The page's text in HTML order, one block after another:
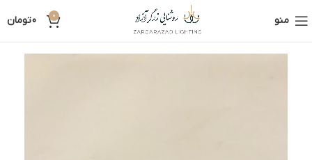
منو 0
0تومان